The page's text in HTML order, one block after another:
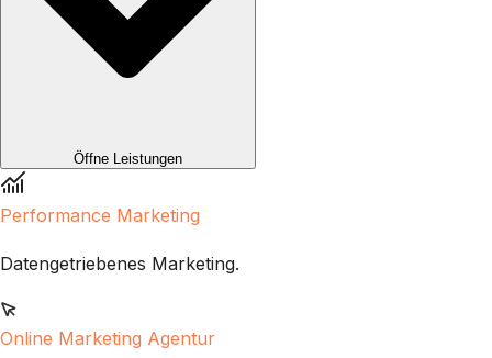
Öffne Leistungen
Performance Marketing
Datengetriebenes Marketing.
Online Marketing Agentur